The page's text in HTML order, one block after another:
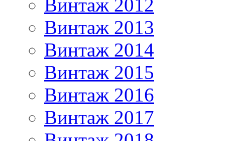
Винтаж 2012
Винтаж 2013
Винтаж 2014
Винтаж 2015
Винтаж 2016
Винтаж 2017